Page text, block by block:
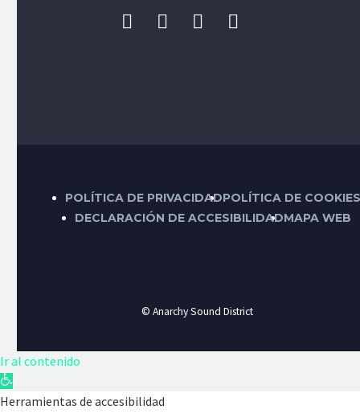
POLÍTICA DE PRIVACIDADPOLÍTICA DE COOKIES
DECLARACIÓN DE ACCESIBILIDADMAPA WEB
© Anarchy Sound District
Ir al contenido
Abrir
barra
Herramientas de accesibilidad